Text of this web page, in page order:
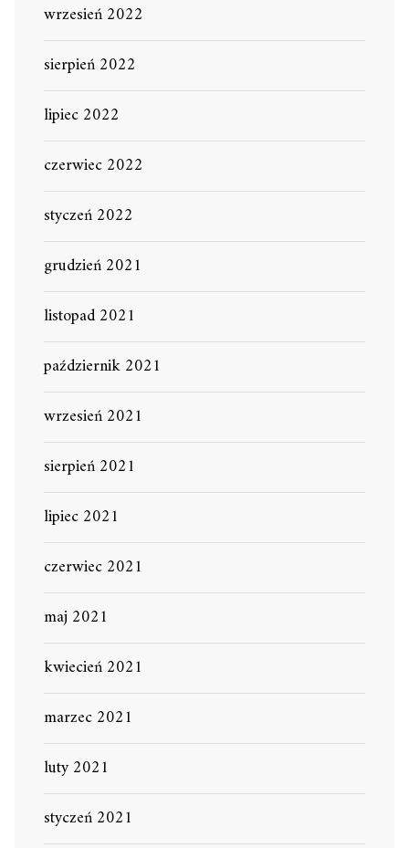
wrzesień 2022
sierpień 2022
lipiec 2022
czerwiec 2022
styczeń 2022
grudzień 2021
listopad 2021
październik 2021
wrzesień 2021
sierpień 2021
lipiec 2021
czerwiec 2021
maj 2021
kwiecień 2021
marzec 2021
luty 2021
styczeń 2021